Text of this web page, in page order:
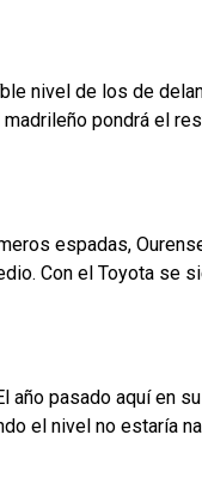
nivel de los de
pondrá el
espadas,
Con el Toyota se
pasado aquí en
el nivel no estaría